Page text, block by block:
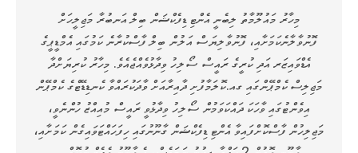
މިހާރު މައުލޫމާތު ލިބެނީ އެންޓި ޑިފެކްޝަން ބިލް އަނބުރާ މަޖިލީހަށް
ފޮނުވާލާނެކަމަށާއި، ފޮނުވާލިޔަސް އަލުން ބިލް ފާސްކުރާނެ ކަމުގައި އެމްޑީޕީގެ
އެޑްވައިޒަރ އަދި ކުރީގެ ރައީސް ސޯލިހު ވިދާޅުވެއްޖެއެވެ. މިހާރު ކުރިޔަށްދާ
މަޖިލިސް ކެމްޕޭންގައި ގއ.ކޮލަމާފުށި ދާއިރާއަށް ވާދަކުރައްވާ ކެނޑިޑޭޓްގެ ކެމްޕޭން
އިވެންޓުގައި ވާހަކަ ދައްކަވަމުން ސޯލިހު ވިދާޅުވީ ރައީސް މުއިއްޒު ހުންނެވީ،
މަޖިލިހުން ފާސްކޮށްފައިވާ އެންޓި ޑިފެކްޝަން ގާނޫނުގައި ހިފަހައްޓަވައިގެން ކަމަށާއި،